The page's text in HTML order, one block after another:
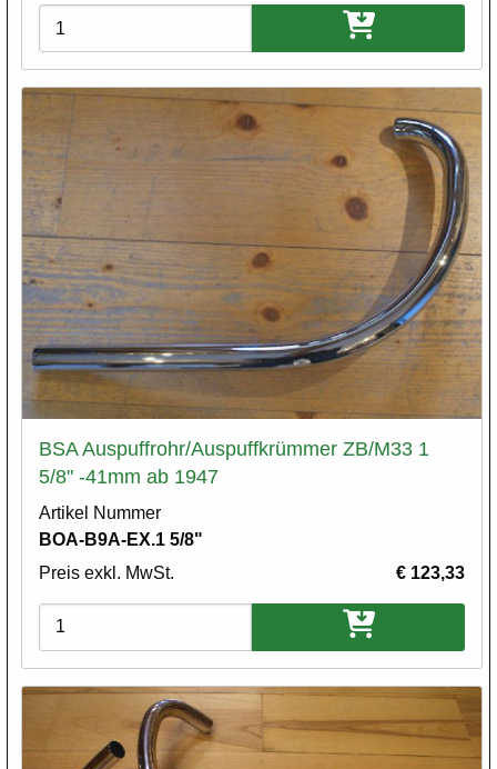
Varianten
BSA Auspuffrohr/Auspuffkrümmer ZB/M33 1
5/8" -41mm ab 1947
Artikel Nummer
BOA-B9A-EX.1 5/8"
Preis exkl. MwSt.
€ 123,33
Varianten